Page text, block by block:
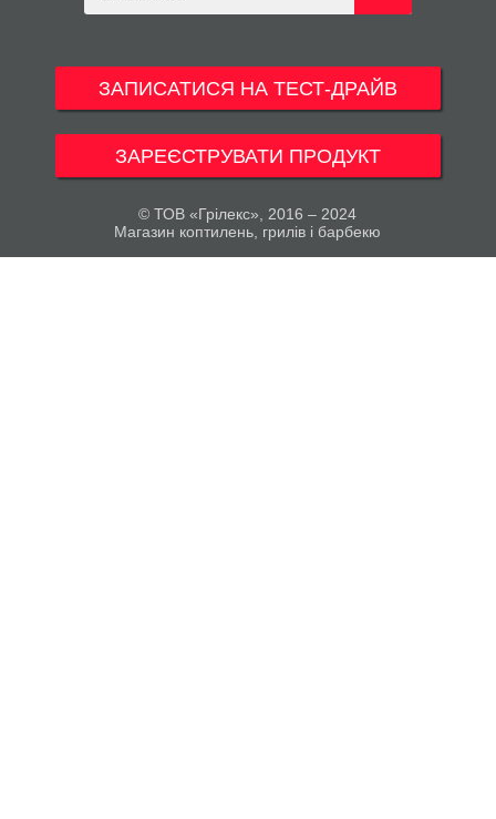
ЗАПИСАТИСЯ НА ТЕСТ-ДРАЙВ
ЗАРЕЄСТРУВАТИ ПРОДУКТ
© ТОВ «Грілекс», 2016 – 2024
Магазин коптилень, грилів і барбекю